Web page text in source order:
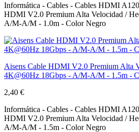
Informática - Cables - Cables HDMI
HDMI V2.0 Premium Alta Velocidad /
A/M-A/M - 1.0m - Color Negro
Aisens Cable HDMI V2.0 Premium Alta
4K@60Hz 18Gbps - A/M-A/M - 1.5m -
2,40 €
Informática - Cables - Cables HDMI
HDMI V2.0 Premium Alta Velocidad /
A/M-A/M - 1.5m - Color Negro